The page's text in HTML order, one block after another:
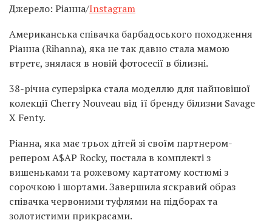
Джерело: Ріанна/Instagram
Американська співачка барбадоського походження
Ріанна (Rihanna), яка не так давно стала мамою
втретє, знялася в новій фотосесії в білизні.
38-річна суперзірка стала моделлю для найновішої
колекції Cherry Nouveau від її бренду білизни Savage
X Fenty.
Ріанна, яка має трьох дітей зі своїм партнером-
репером A$AP Rocky, постала в комплекті з
вишеньками та рожевому картатому костюмі з
сорочкою і шортами. Завершила яскравий образ
співачка червоними туфлями на підборах та
золотистими прикрасами.